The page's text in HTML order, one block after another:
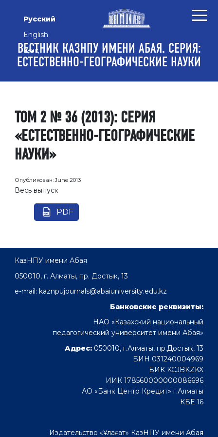
Русский
English
Қазақ
ВЕСТНИК КАЗНПУ ИМЕНИ АБАЯ. СЕРИЯ:
ЕСТЕСТВЕННО-ГЕОГРАФИЧЕСКИЕ НАУКИ
ТОМ 2 № 36 (2013): СЕРИЯ
«ЕСТЕСТВЕННО-ГЕОГРАФИЧЕСКИЕ
НАУКИ»
Опубликован:June 2013
Весь выпуск
PDF
КазНПУ имени Абая
050010, г. Алматы, пр. Достык, 13
e-mail: kaznpujournals@abaiuniversity.edu.kz
Банковские реквизиты:
НАО «Казахский национальный
педагогический университет имени Абая»
Адрес: 050010, г.Алматы, пр.Достык, 13
БИН 031240004969
БИК KCJBKZKX
ИИК 178560000000086696
АО «Банк Центр Кредит» г.Алматы
КБЕ 16
Издательство «Ұлағат» КазНПУ имени Абая